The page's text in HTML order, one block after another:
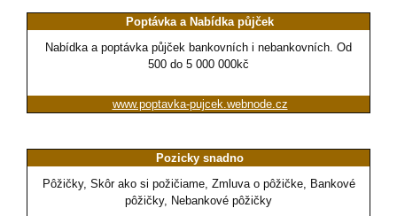
Poptávka a Nabídka půjček
Nabídka a poptávka půjček bankovních i nebankovních. Od
500 do 5 000 000kč
www.poptavka-pujcek.webnode.cz
Pozicky snadno
Pôžičky, Skôr ako si požičiame, Zmluva o pôžičke, Bankové
pôžičky, Nebankové pôžičky